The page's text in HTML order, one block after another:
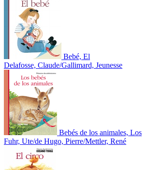
Bebé, El
Delafosse, Claude/Gallimard, Jeunesse
Bebés de los animales, Los
Fuhr, Ute/de Hugo, Pierre/Mettler, René